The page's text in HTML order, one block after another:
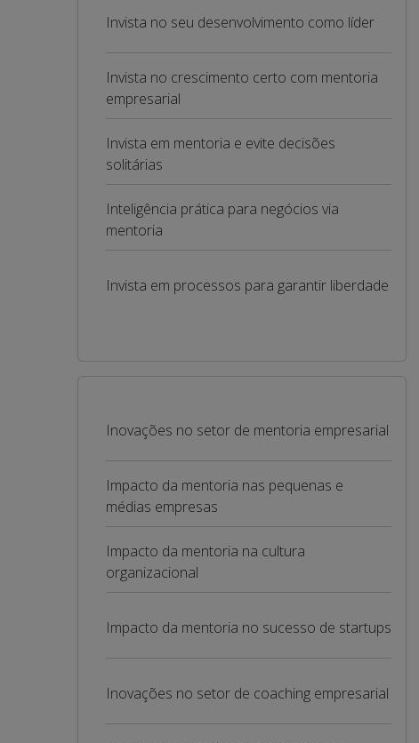
Invista no seu desenvolvimento como líder
Invista no crescimento certo com mentoria
empresarial
Invista em mentoria e evite decisões
solitárias
Inteligência prática para negócios via
mentoria
Invista em processos para garantir liberdade
Inovações no setor de mentoria empresarial
Impacto da mentoria nas pequenas e
médias empresas
Impacto da mentoria na cultura
organizacional
Impacto da mentoria no sucesso de startups
Inovações no setor de coaching empresarial